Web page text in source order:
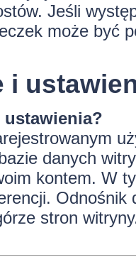
Jeśli
może być
i
ustawienia?
danych
kontem. W
stron